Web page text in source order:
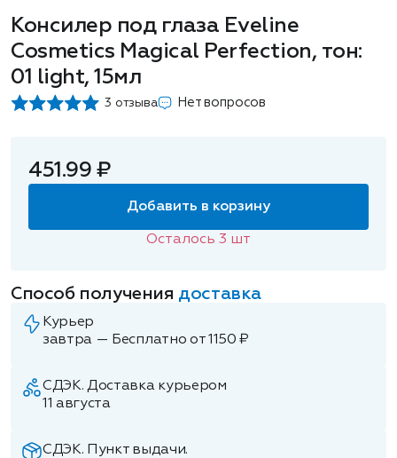
Консилер под глаза Eveline
Cosmetics Magical Perfection, тон:
01 light, 15мл
3 отзыва Нет вопросов
451.99 ₽
Добавить в корзину
Осталось3 шт
Способ получения доставка
Курьер
завтра — Бесплатно от 1150 ₽
СДЭК. Доставка курьером
11 августа
СДЭК. Пункт выдачи.